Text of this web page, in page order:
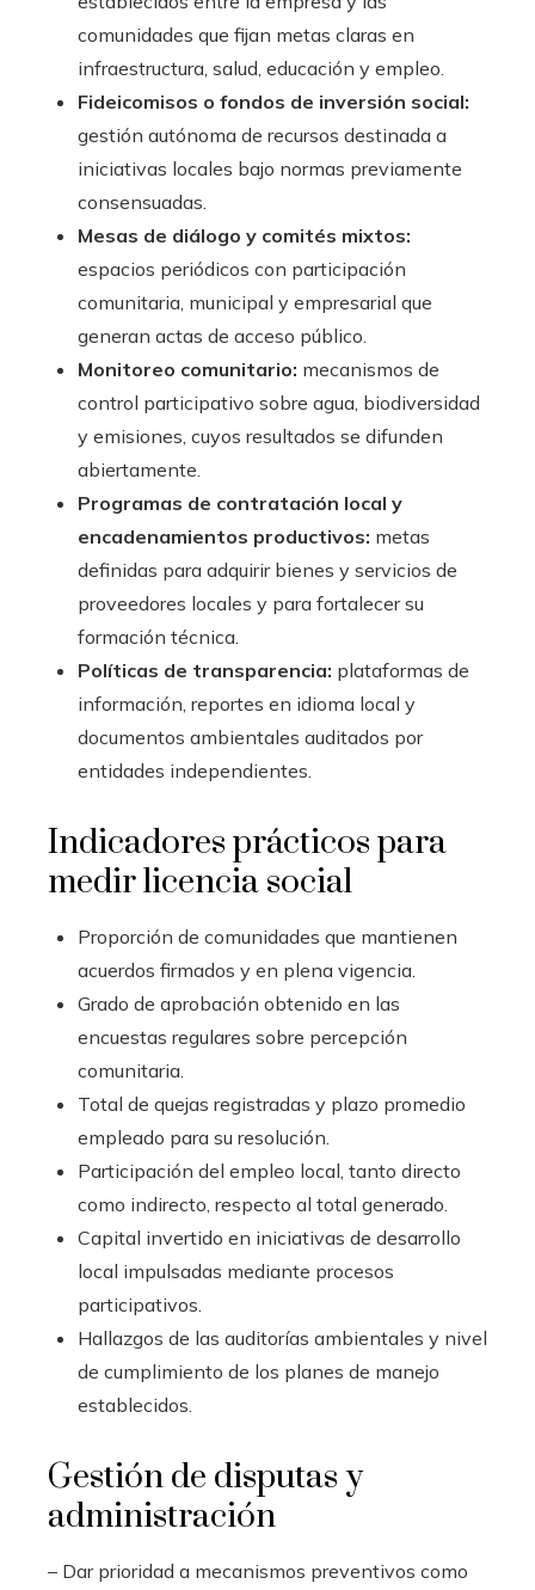
comunidades que fijan metas claras en
infraestructura, salud, educación y empleo.
Fideicomisos o fondos de inversión social:
gestión autónoma de recursos destinada a
iniciativas locales bajo normas previamente
consensuadas.
Mesas de diálogo y comités mixtos:
espacios periódicos con participación
comunitaria, municipal y empresarial que
generan actas de acceso público.
Monitoreo comunitario: mecanismos de
control participativo sobre agua, biodiversidad
y emisiones, cuyos resultados se difunden
abiertamente.
Programas de contratación local y
encadenamientos productivos: metas
definidas para adquirir bienes y servicios de
proveedores locales y para fortalecer su
formación técnica.
Políticas de transparencia: plataformas de
información, reportes en idioma local y
documentos ambientales auditados por
entidades independientes.
Indicadores prácticos para
medir licencia social
Proporción de comunidades que mantienen
acuerdos firmados y en plena vigencia.
Grado de aprobación obtenido en las
encuestas regulares sobre percepción
comunitaria.
Total de quejas registradas y plazo promedio
empleado para su resolución.
Participación del empleo local, tanto directo
como indirecto, respecto al total generado.
Capital invertido en iniciativas de desarrollo
local impulsadas mediante procesos
participativos.
Hallazgos de las auditorías ambientales y nivel
de cumplimiento de los planes de manejo
establecidos.
Gestión de disputas y
administración
– Dar prioridad a mecanismos preventivos como